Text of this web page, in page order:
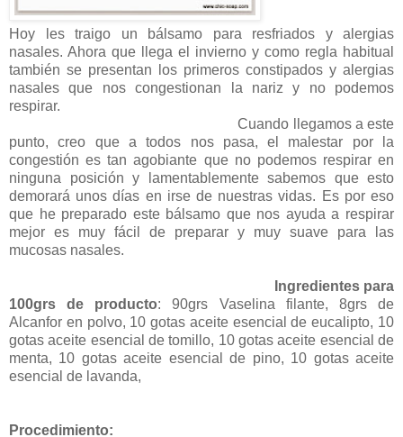
Hoy les traigo un bálsamo para resfriados y alergias
nasales. Ahora que llega el invierno y como regla habitual
también se presentan los primeros constipados y alergias
nasales que nos congestionan la nariz y no podemos
respirar.
Cuando llegamos a este
punto, creo que a todos nos pasa, el malestar por la
congestión es tan agobiante que no podemos respirar en
ninguna posición y lamentablemente sabemos que esto
demorará unos días en irse de nuestras vidas. Es por eso
que he preparado este bálsamo que nos ayuda a respirar
mejor es muy fácil de preparar y muy suave para las
mucosas nasales.
Ingredientes para
100grs de producto: 90grs Vaselina filante, 8grs de
Alcanfor en polvo, 10 gotas aceite esencial de eucalipto, 10
gotas aceite esencial de tomillo, 10 gotas aceite esencial de
menta, 10 gotas aceite esencial de pino, 10 gotas aceite
esencial de lavanda,
Procedimiento: